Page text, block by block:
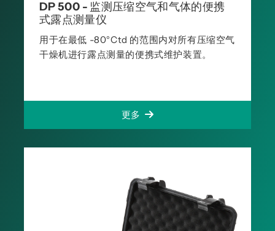
DP 500 - 监测压缩空气和气体的便携
式露点测量仪
用于在最低 -80°Ctd 的范围内对所有压缩空气
干燥机进行露点测量的便携式维护装置。
更多